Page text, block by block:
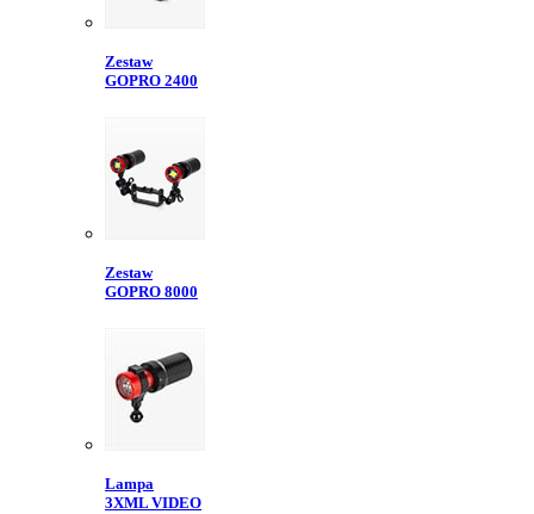
Zestaw
GOPRO 2400
Zestaw
GOPRO 8000
Lampa
3XML VIDEO